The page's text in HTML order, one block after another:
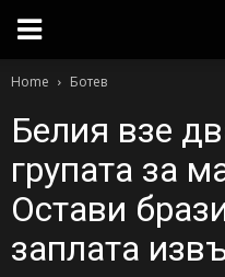
Home Ботев
Белия взе
групата за
Остави
заплата